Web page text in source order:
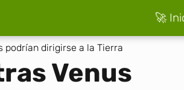
🚀
podrían dirigirse a la Tierra
Venus